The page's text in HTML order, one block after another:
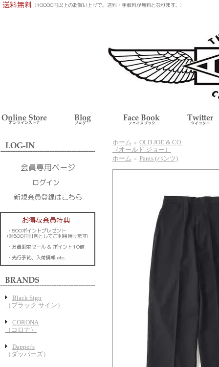
Black Sign
（ブラック サイン）
CORONA
（コロナ）
Dapper's
（ダッパーズ）
ホーム ＞ OLD JOE & CO.
（オールド ジョー）
ホーム ＞ Pants (パンツ)